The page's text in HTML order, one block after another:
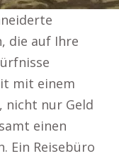
die auf Ihre
mit einem
nicht nur Geld
einen
Ein Reisebüro